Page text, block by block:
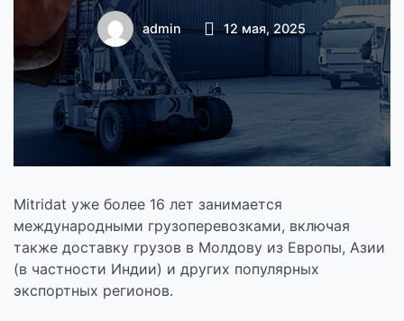
международные
перевозки в
Молдове и Индии
admin 12 мая, 2025
Mitridat уже более 16 лет занимается
международными грузоперевозками, включая
также доставку грузов в Молдову из Европы, Азии
(в частности Индии) и других популярных
экспортных регионов.